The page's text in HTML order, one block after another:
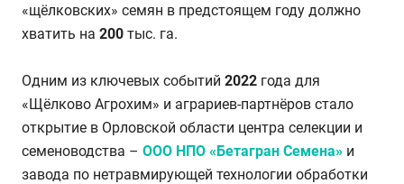
«щёлковских» семян в предстоящем году должно
хватить на 200 тыс. га.
Одним из ключевых событий 2022 года для
«Щёлково Агрохим» и аграриев-партнёров стало
открытие в Орловской области центра селекции и
семеноводства – ООО НПО «Бетагран Семена» и
завода по нетравмирующей технологии обработки